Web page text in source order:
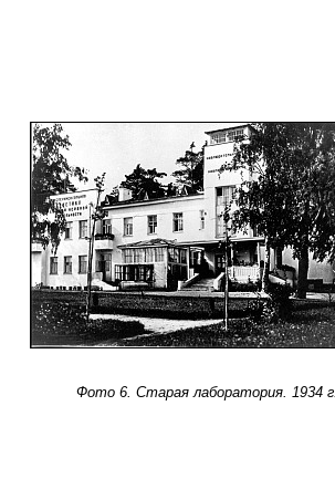
Фото 6. Старая лаборатория. 1934 г.